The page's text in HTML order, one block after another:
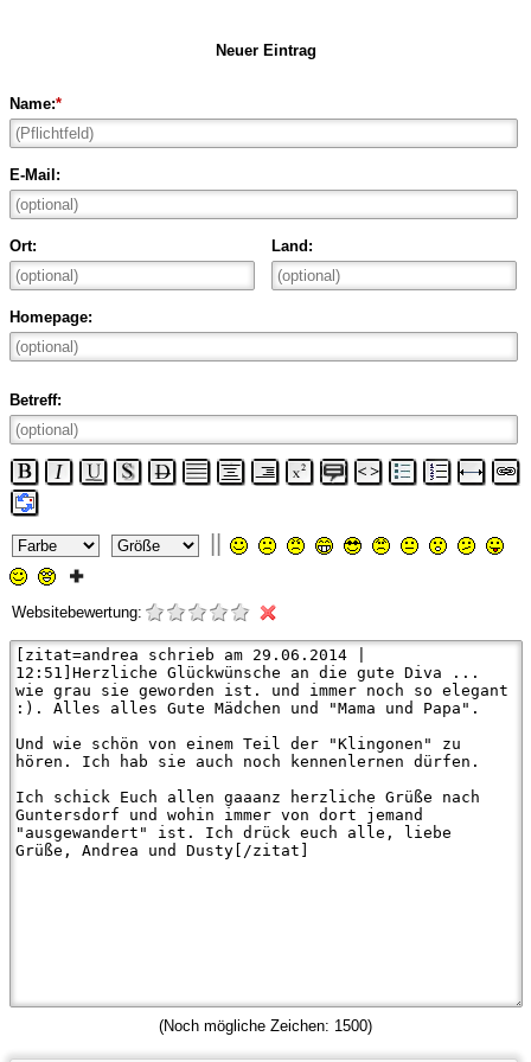
Neuer Eintrag
Name:*
E-Mail:
Ort: Land:
Homepage:
Betreff:
Websitebewertung:
(Noch mögliche Zeichen: 1500)